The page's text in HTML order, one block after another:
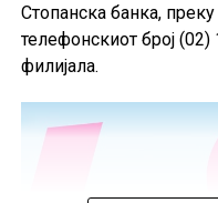
Стопанска банка,
телефонскиот број (02)
филијала.